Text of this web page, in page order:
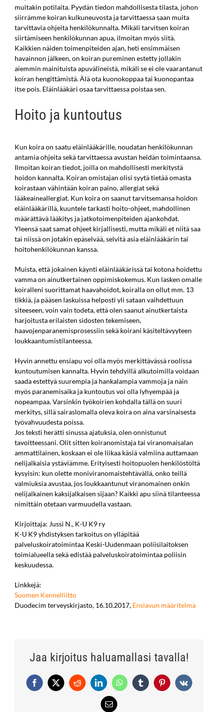
muitakin potilaita. Pyydän tiedon mahdollisesta tilasta, johon
siirrämme koiran kulkuneuvosta ja tarvittaessa saan muita
tarvittavia ohjeita henkilökunnalta. Mikäli tarvitsen koiran
siirtämiseen henkilökunnan apua, ilmoitan myös siitä.
Kaikkien näiden toimenpiteiden ajan, heti ensimmäisen
havainnon jälkeen, on koiran pureminen estetty jollakin
aiemmin mainituista apuvälineistä, mikäli se ei ole vaarantanut
koiran hengittämistä. Älä ota kuonokoppaa tai kuonopantaa
itse pois. Eläinlääkäri osaa tarvittaessa poistaa sen.
Hoito ja kuntoutus
Kun koira on saatu eläinlääkärille, noudatan henkilökunnan
antamia ohjeita sekä tarvittaessa avustan heidän toimintaansa.
Ilmoitan koiran tiedot, joilla on mahdollisesti merkitystä
hoidon kannalta. Koiran omistajan olisi syytä tietää omasta
koirastaan vähintään koiran paino, allergiat sekä
lääkeaineallergiat. Kun koira on saanut tarvitsemansa hoidon
eläinlääkärillä, kuuntele tarkasti hoito-ohjeet, mahdollinen
määrättävä lääkitys ja jatkotoimenpiteiden ajankohdat.
Yleensä saat samat ohjeet kirjallisesti, mutta mikäli et niitä saa
tai niissä on jotakin epäselvää, selvitä asia eläinlääkärin tai
hoitohenkilökunnan kanssa.
Muista, että jokainen käynti eläinlääkärissä tai kotona hoidettu
vamma on ainutkertainen oppimiskokemus. Kun lasken omalle
koiralleni suorittamat haavahoidot, koiralla on ollut mm. 13
tikkiä, ja pääsen laskuissa helposti yli sataan vaihdettuun
siteeseen, voin vain todeta, että olen saanut ainutkertaista
harjoitusta erilaisten sidosten tekemiseen,
haavojenparanemisprosessiin sekä koirani käsiteltävyyteen
loukkaantumistilanteessa.
Hyvin annettu ensiapu voi olla myös merkittävässä roolissa
kuntoutumisen kannalta. Hyvin tehdyillä alkutoimilla voidaan
saada estettyä suurempia ja hankalampia vammoja ja näin
myös paranemisaika ja kuntoutus voi olla lyhyempää ja
nopeampaa. Varsinkin työkoirien kohdalla tällä on suuri
merkitys, sillä sairaslomalla oleva koira on aina varsinaisesta
työvahvuudesta poissa.
Jos teksti herätti sinussa ajatuksia, olen onnistunut
tavoitteessani. Olit sitten koiranomistaja tai viranomaisalan
ammattilainen, koskaan ei ole liikaa käsiä valmiina auttamaan
nelijalkaisia ystäviämme. Erityisesti hoitopuolen henkilöstöltä
kysyisin: kun olette moniviranomaistehtävällä, onko teillä
valmiuksia avustaa, jos loukkaantunut viranomainen onkin
nelijalkainen kaksijalkaisen sijaan? Kaikki apu siinä tilanteessa
nimittäin otetaan varmuudella vastaan.
Kirjoittaja: Jussi N., K-U K9 ry
K-U K9 yhdistyksen tarkoitus on ylläpitää
palveluskoiratoimintaa Keski-Uudenmaan poliisilaitoksen
toimialueella sekä edistää palveluskoiratoimintaa poliisin
keskuudessa.
Linkkejä:
Suomen Kennelliitto
Duodecim terveyskirjasto, 16.10.2017, Ensiavun määritelmä
Jaa kirjoitus haluamallasi tavalla!
Facebook
X RedditLinkedInWhatsAppTumblrPinterestVk
Sähköposti